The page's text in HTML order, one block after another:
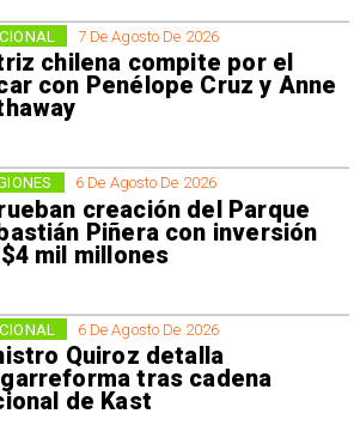
7 De Agosto De 2026
chilena compite por el
con Penélope Cruz y Anne
6 De Agosto De 2026
creación del Parque
Piñera con inversión
mil millones
6 De Agosto De 2026
Quiroz detalla
tras cadena
de Kast